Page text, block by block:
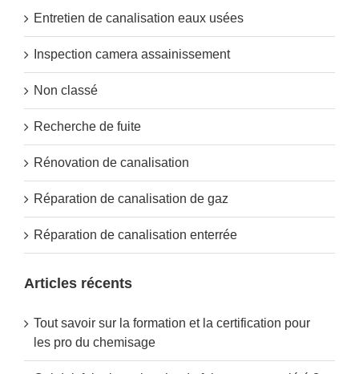
Entretien de canalisation eaux usées
Inspection camera assainissement
Non classé
Recherche de fuite
Rénovation de canalisation
Réparation de canalisation de gaz
Réparation de canalisation enterrée
Articles récents
Tout savoir sur la formation et la certification pour
les pro du chemisage